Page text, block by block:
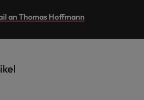
an Thomas Hoffmann